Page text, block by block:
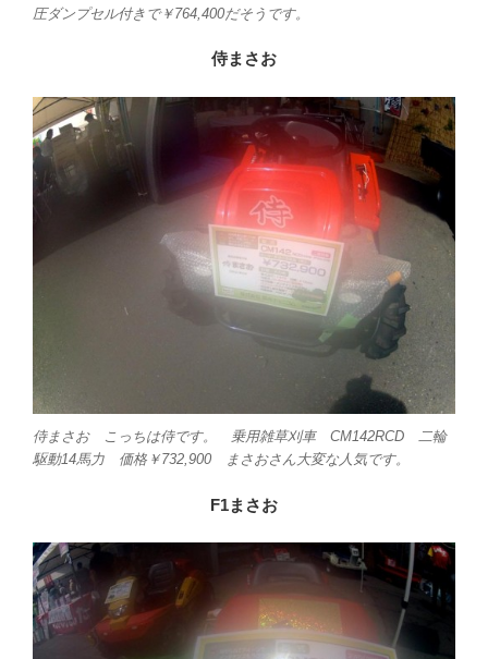
圧ダンプセル付きで￥764,400だそうです。
侍まさお
侍まさお こっちは侍です。 乗用雑草刈車 CM142RCD 二輪
駆動14馬力 価格￥732,900 まさおさん大変な人気です。
F1まさお